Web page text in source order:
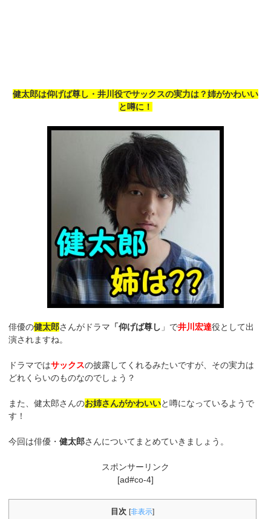
健太郎は仰げば尊し・井川役でサックスの実力は？姉がかわいい
と噂に！
俳優の健太郎さんがドラマ 「仰げば尊し 」で井川宏達役として出
演されますね。
ドラマではサックスの披露してくれるみたいですが、その実力は
どれくらいのものなのでしょう？
また、健太郎さんのお姉さんがかわいいと噂になっているようで
す！
今回は俳優・健太郎さんについてまとめていきましょう。
スポンサーリンク
[ad#co-4]
目次 [非表示]